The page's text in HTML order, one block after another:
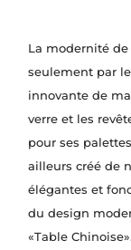
La modernité de
seulement par
innovante de
verre et les
pour ses
ailleurs créé de
élégantes et
du design
«Table